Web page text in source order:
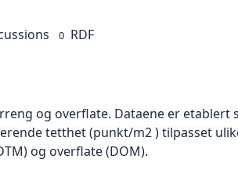
0 RDF
og overflate. Dataene er
tetthet (punkt/m2 ) tilpasset
og overflate (DOM).